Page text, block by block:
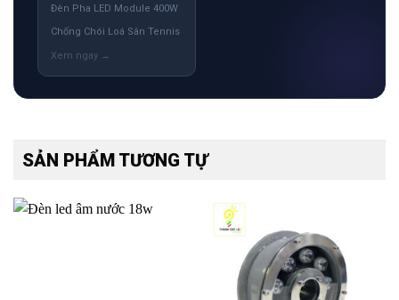
Đèn Pha LED Module 400W
Chống Chói Loá Sân Tennis
SẢN PHẨM TƯƠNG TỰ